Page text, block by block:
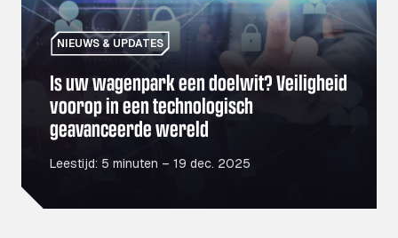
NIEUWS & UPDATES
Is uw wagenpark een doelwit? Veiligheid
voorop in een technologisch
geavanceerde wereld
Leestijd: 5 minuten – 19 dec. 2025